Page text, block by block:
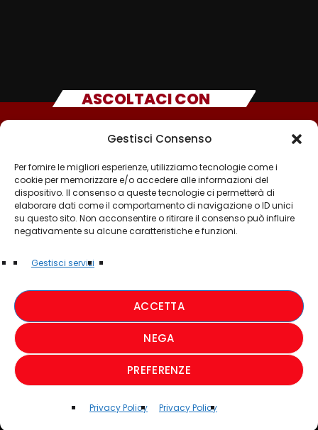
Gestisci Consenso
Per fornire le migliori esperienze, utilizziamo tecnologie come i
cookie per memorizzare e/o accedere alle informazioni del
dispositivo. Il consenso a queste tecnologie ci permetterà di
elaborare dati come il comportamento di navigazione o ID unici
su questo sito. Non acconsentire o ritirare il consenso può influire
negativamente su alcune caratteristiche e funzioni.
Gestisci servizi
ACCETTA
NEGA
PREFERENZE
Privacy Policy Privacy Policy
ASCOLTACI CON
PRIVACY POLICY
COOKIE POLICY